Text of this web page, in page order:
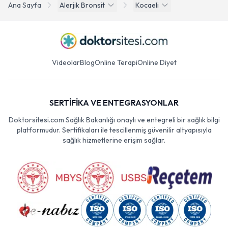
Ana Sayfa Alerjik Bronsit Kocaeli
VideolarBlogOnline TerapiOnline Diyet
SERTİFİKA VE ENTEGRASYONLAR
Doktorsitesi.com Sağlık Bakanlığı onaylı ve entegreli bir sağlık bilgi
platformudur. Sertifikaları ile tescillenmiş güvenilir altyapısıyla
sağlık hizmetlerine erişim sağlar.